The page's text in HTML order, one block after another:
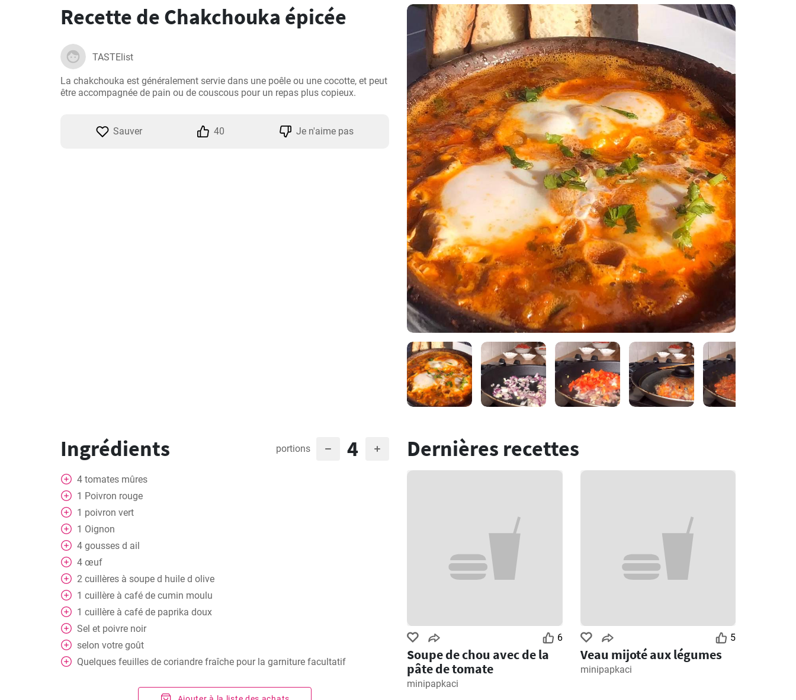
Recette de Chakchouka épicée
TASTElist
La chakchouka est généralement servie dans une poêle ou une cocotte, et peut
être accompagnée de pain ou de couscous pour un repas plus copieux.
Sauver 40 Je n'aime pas
Ingrédients portions 4
4 tomates mûres
1 Poivron rouge
1 poivron vert
1 Oignon
4 gousses d ail
4 œuf
2 cuillères à soupe d huile d olive
1 cuillère à café de cumin moulu
1 cuillère à café de paprika doux
Sel et poivre noir
selon votre goût
Quelques feuilles de coriandre fraîche pour la garniture facultatif
Dernières recettes
6
Soupe de chou avec de la
pâte de tomate
minipapkaci
5
Veau mijoté aux légumes
minipapkaci